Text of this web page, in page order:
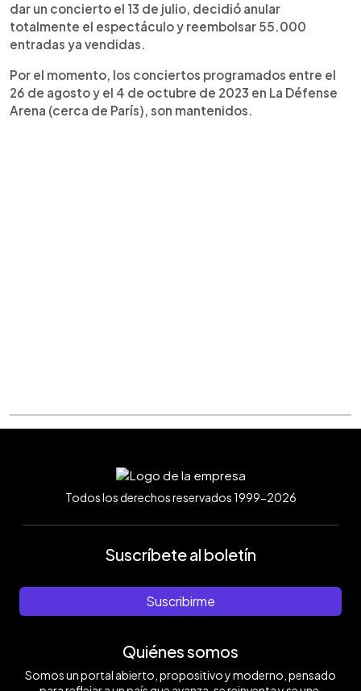
dar un concierto el 13 de julio, decidió anular
totalmente el espectáculo y reembolsar 55.000
entradas ya vendidas.
Por el momento, los conciertos programados entre el
26 de agosto y el 4 de octubre de 2023 en La Défense
Arena (cerca de París), son mantenidos.
Todos los derechos reservados 1999-2026
Suscríbete al boletín
Suscribirme
Quiénes somos
Somos un portal abierto, propositivo y moderno, pensado